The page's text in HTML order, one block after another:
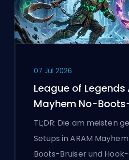
07 Jul 2026
League of Legends
Mayhem No-
TL;DR: Die am meisten
Setups in ARAM
Boots-Bruiser und